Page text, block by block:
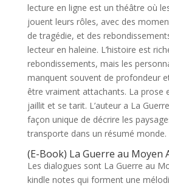
lecture en ligne est un théâtre où
jouent leurs rôles, avec des
de tragédie, et des
lecteur en haleine. L’histoire est
rebondissements, mais les
manquent souvent de profondeur
être vraiment attachants. La prose
jaillit et se tarit. L’auteur a La
façon unique de décrire les
transporte dans un résumé monde.
(E-Book) La Guerre au Moyen
Les dialogues sont La Guerre au
kindle notes qui forment une